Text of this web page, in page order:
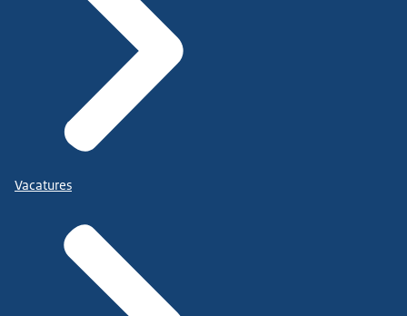
Vacatures